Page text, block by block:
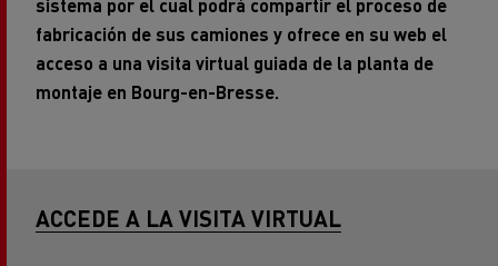
acceso a una visita virtual guiada de la planta de
montaje en Bourg-en-Bresse.